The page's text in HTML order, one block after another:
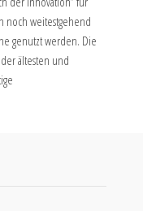
noch weitestgehend
genutzt werden. Die
ältesten und